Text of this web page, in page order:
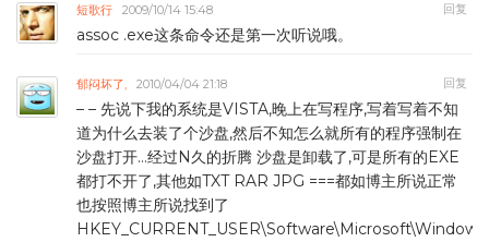
短歌行 2009/10/14 15:48 回复
assoc .exe这条命令还是第一次听说哦。
郁闷坏了, 2010/04/04 21:18 回复
– – 先说下我的系统是VISTA,晚上在写程序,写着写着不知
道为什么去装了个沙盘,然后不知怎么就所有的程序强制在
沙盘打开…经过N久的折腾 沙盘是卸载了,可是所有的EXE
都打不开了,其他如TXT RAR JPG ===都如博主所说正常
也按照博主所说找到了